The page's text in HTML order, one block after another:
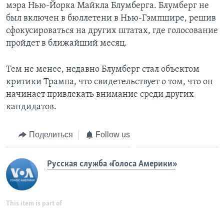
мэра Нью-Йорка Майкла Блумберга. Блумберг не
был включен в бюллетени в Нью-Гэмпшире, решив
сфокусироваться на других штатах, где голосование
пройдет в ближайший месяц.
Тем не менее, недавно Блумберг стал объектом
критики Трампа, что свидетельствует о том, что он
начинает привлекать внимание среди других
кандидатов.
Поделиться Follow us
Русская служба «Голоса Америки»
This item is part of